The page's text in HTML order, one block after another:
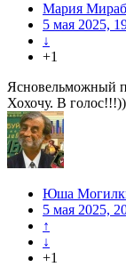
Мария
5 мая 2025,
↓
+1
Ясновельможный
Хохочу. В
Юша
5 мая 2025,
↑
↓
+1